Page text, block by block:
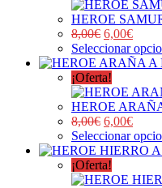
HEROE
8,00€ 6,00€
Seleccionar
¡Oferta!
HEROE
8,00€ 6,00€
Seleccionar
¡Oferta!